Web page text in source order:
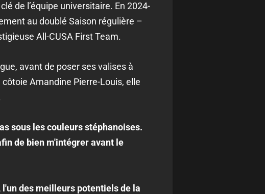
de l’équipe universitaire. En 2024-
au doublé Saison régulière –
All-CUSA First Team.
avant de poser ses valises à
Amandine Pierre-Louis, elle
sous les couleurs stéphanoises.
de bien m'intégrer avant le
l'un des meilleurs potentiels de la